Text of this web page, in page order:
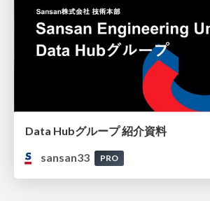
Data Hubグループ 紹介資料
sansan33
PRO